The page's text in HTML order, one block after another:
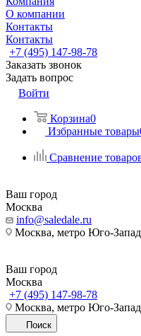
О компании
Контакты
Контакты
+7 (495) 147-98-78
Заказать звонок
Задать вопрос
Войти
Корзина0
Избранные товары
Сравнение
Ваш город
Москва
info@saledale.ru
Москва, метро Юго-
Ваш город
Москва
+7 (495) 147-98-78
Москва, метро Юго-
Поиск